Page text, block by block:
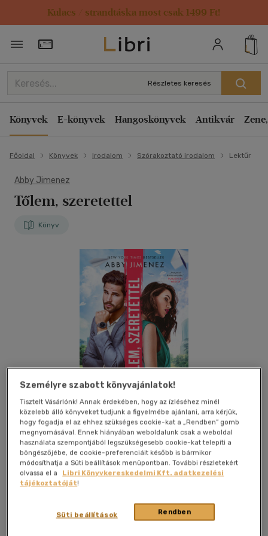
Kulacs / strandtáska most csak 1499 Ft!
Törzsvásárlói Kártya adatai
Részletes keresés
Könyvek E-könyvek Hangoskönyvek Antikvár
Főoldal Könyvek Irodalom Szórakoztató irodalom Lektűr
Abby Jimenez
Tőlem, szeretettel
Könyv
Kívánságlistához adom
Személyre szabott könyvajánlatok!
Tisztelt Vásárlónk! Annak érdekében, hogy az ízléséhez minél
közelebb álló könyveket tudjunk a figyelmébe ajánlani, arra kérjük,
hogy fogadja el az ehhez szükséges cookie-kat a „Rendben” gomb
megnyomásával. Ennek hiányában weboldalunk csak a weboldal
használata szempontjából legszükségesebb cookie-kat telepíti a
böngészőjébe, de cookie-preferenciáit később is bármikor
módosíthatja a Süti beállítások menüpontban. További részletekért
olvassa el a
Libri Könyvkereskedelmi Kft. adatkezelési
tájékoztatóját!
Rendben
Süti beállítások